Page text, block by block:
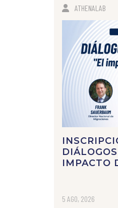
ATHENALAB
IMPACTO
5 AGO, 2026